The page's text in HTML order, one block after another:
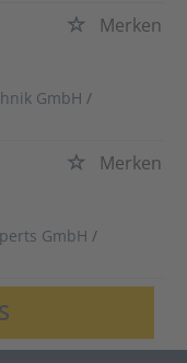
Merken
GmbH /
Merken
GmbH /